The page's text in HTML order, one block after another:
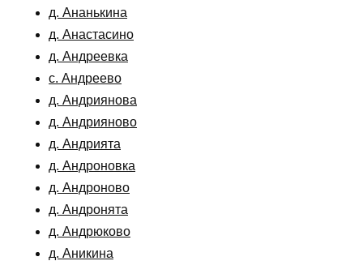
д. Ананькина
д. Анастасино
д. Андреевка
с. Андреево
д. Андриянова
д. Андрияново
д. Андрията
д. Андроновка
д. Андроново
д. Андронята
д. Андрюково
д. Аникина